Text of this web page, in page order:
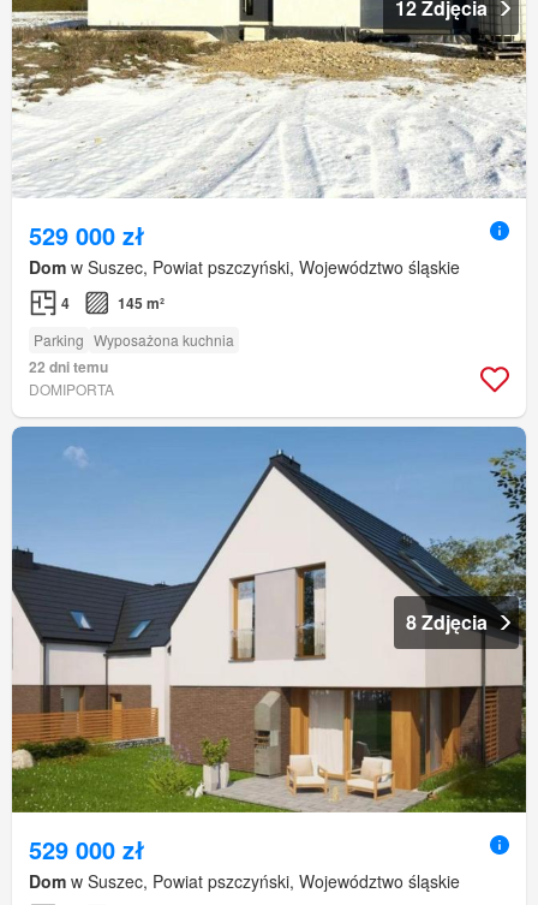
12 Zdjęcia
529 000 zł
Dom w Suszec, Powiat pszczyński, Województwo śląskie
4 145 m²
Parking Wyposażona kuchnia
22 dni temu
DOMIPORTA
8 Zdjęcia
529 000 zł
Dom w Suszec, Powiat pszczyński, Województwo śląskie